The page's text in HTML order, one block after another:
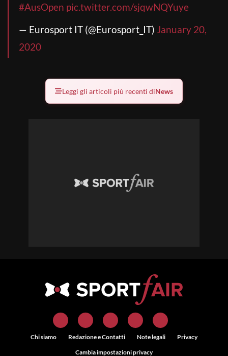
#AusOpen pic.twitter.com/sjqwNQYuye
— Eurosport IT (@Eurosport_IT) January 20,
2020
Leggi gli articoli più recenti diNews
Chi siamo Redazione e Contatti Note legali
Privacy
Cambia impostazioni privacy